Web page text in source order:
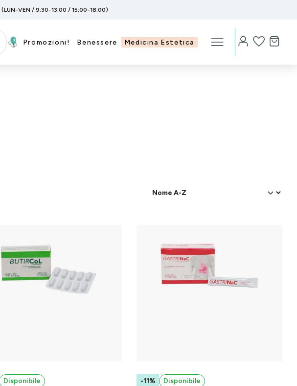
(LUN-VEN / 9:30-13:00 / 15:00-18:00)
Promozioni! Benessere Medicina Estetica
Disponibile -11% Disponibile